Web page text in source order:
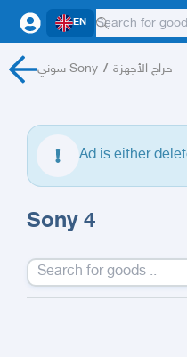
EN
سوني Sony / حراج الأجهزة
Ad is either
Sony 4